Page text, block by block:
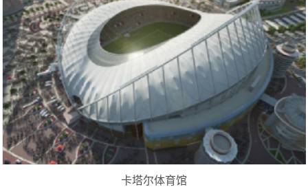
卡塔尔体育馆